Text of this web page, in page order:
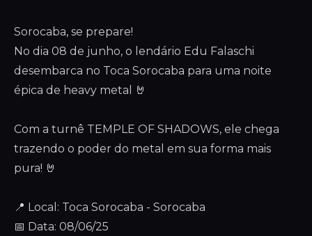
Sorocaba, se prepare!
No dia 08 de junho, o lendário Edu Falaschi
desembarca no Toca Sorocaba para uma noite
épica de heavy metal 🤘
Com a turnê TEMPLE OF SHADOWS, ele chega
trazendo o poder do metal em sua forma mais
pura! 🤘
📍 Local: Toca Sorocaba - Sorocaba
📅 Data: 08/06/25